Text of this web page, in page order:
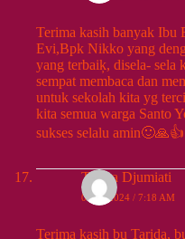
Terima kasih banyak Ibu
Evi,Bpk Nikko yang
yang terbaiķ, disela- sela
sempat membaca dan
untuk sekolah kita yg
kita semua warga Santo
sukses selalu
Teresa Djumiati
09/14/2024 / 7:18 AM
Terima kasih bu Tarida,